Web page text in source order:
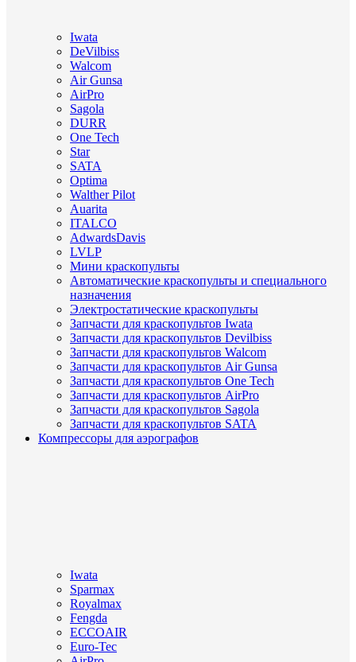
Iwata
DeVilbiss
Walcom
Air Gunsa
AirPro
Sagola
DURR
One Tech
Star
SATA
Optima
Walther Pilot
Auarita
ITALCO
AdwardsDavis
LVLP
Мини краскопульты
Автоматические краскопульты и специального
назначения
Электростатические краскопульты
Запчасти для краскопультов Iwata
Запчасти для краскопультов Devilbiss
Запчасти для краскопультов Walcom
Запчасти для краскопультов Air Gunsa
Запчасти для краскопультов One Tech
Запчасти для краскопультов AirPro
Запчасти для краскопультов Sagola
Запчасти для краскопультов SATA
Компрессоры для аэрографов
Iwata
Sparmax
Royalmax
Fengda
ECCOAIR
Euro-Tec